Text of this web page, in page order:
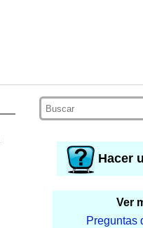
Hacer
Ver
Preguntas